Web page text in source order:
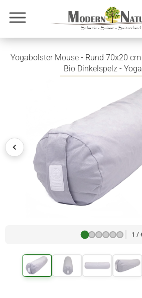
Yogabolster Mouse - Rund 70x20
Bio Dinkelspelz -
1 /